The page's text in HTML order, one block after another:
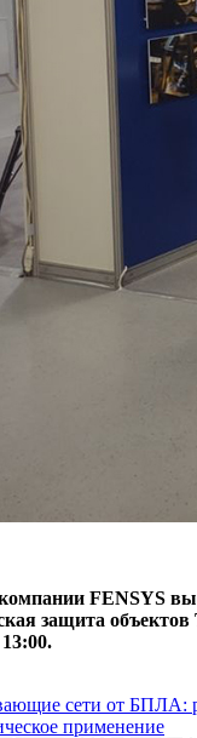
FENSYS
защита
сети от БПЛА:
применение